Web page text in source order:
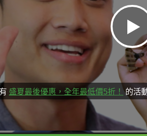
盛夏最後優惠，全年最低價5折！ 的活